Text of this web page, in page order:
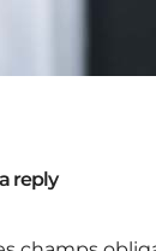
reply